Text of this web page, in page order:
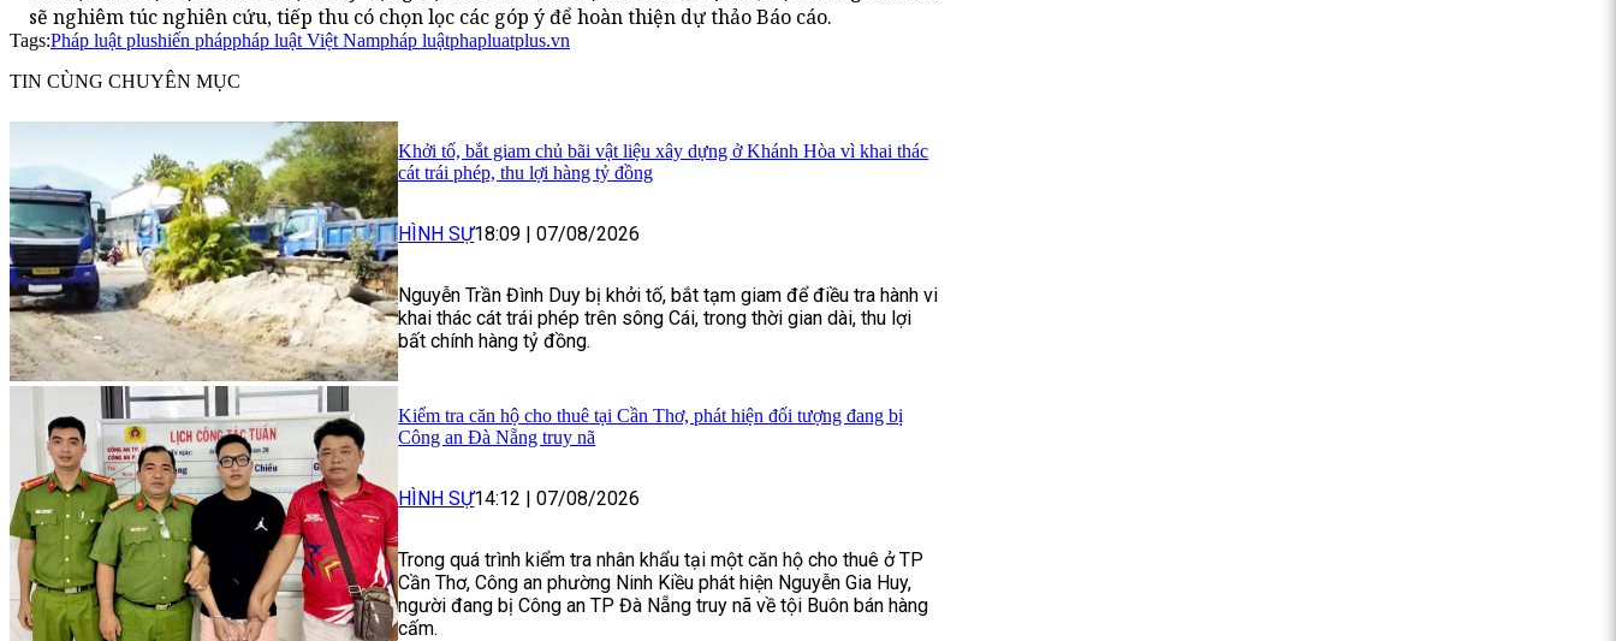
sẽ nghiêm túc nghiên cứu, tiếp thu có chọn lọc các góp ý để hoàn thiện dự thảo Báo cáo.
Tags:Pháp luật plushiến pháppháp luật Việt Nampháp luậtphapluatplus.vn
TIN CÙNG CHUYÊN MỤC
Khởi tố, bắt giam chủ bãi vật liệu xây dựng ở Khánh Hòa vì khai thác
cát trái phép, thu lợi hàng tỷ đồng
HÌNH SỰ18:09 07/08/2026
Nguyễn Trần Đình Duy bị khởi tố, bắt tạm giam để điều tra hành vi
khai thác cát trái phép trên sông Cái, trong thời gian dài, thu lợi
bất chính hàng tỷ đồng.
Kiểm tra căn hộ cho thuê tại Cần Thơ, phát hiện đối tượng đang bị
Công an Đà Nẵng truy nã
HÌNH SỰ14:12 | 07/08/2026
Trong quá trình kiểm tra nhân khẩu tại một căn hộ cho thuê ở TP
Cần Thơ, Công an phường Ninh Kiều phát hiện Nguyễn Gia Huy,
người đang bị Công an TP Đà Nẵng truy nã về tội Buôn bán hàng
cấm.